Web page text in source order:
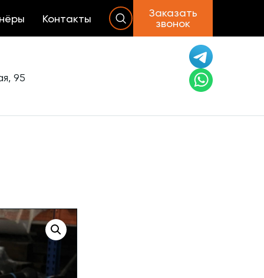
Контакты
Заказать
звонок
95